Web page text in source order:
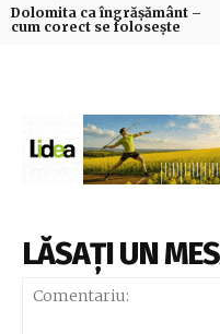
Dolomita ca îngrășământ –
cum corect se folosește
LĂSAȚI UN